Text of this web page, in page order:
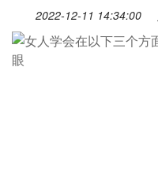
2022-12-11 14:34:00